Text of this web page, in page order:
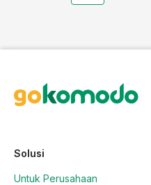
Solusi
Untuk Perusahaan